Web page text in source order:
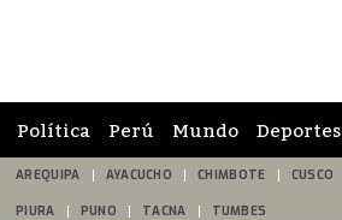
Política Perú Mundo Deportes
AREQUIPA AYACUCHO CHIMBOTE CUSCO
PIURA PUNO TACNA TUMBES